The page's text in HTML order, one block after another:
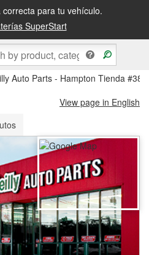
para tu vehículo.
SuperStart
siguiente o recógela en la tienda
Auto Parts - Hampton Tienda
View page in English